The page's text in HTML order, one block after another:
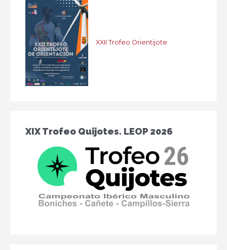
XXII Trofeo Orientijote
XIX Trofeo Quijotes. LEOP 2026